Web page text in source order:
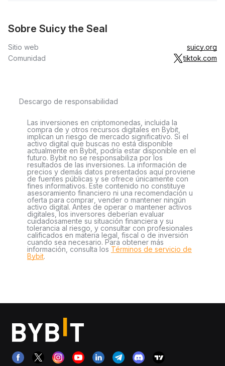
Sobre Suicy the Seal
Sitio web
suicy.org
Comunidad
tiktok.com
Descargo de responsabilidad
Las inversiones en criptomonedas, incluida la
compra de y otros recursos digitales en Bybit,
implican un riesgo de mercado significativo. Si el
activo digital que buscas no está disponible
actualmente en Bybit, podría estar disponible en el
futuro. Bybit no se responsabiliza por los
resultados de las inversiones. La información de
precios y demás datos presentados aquí proviene
de fuentes públicas y se ofrece únicamente con
fines informativos. Este contenido no constituye
asesoramiento financiero ni una recomendación u
oferta para comprar, vender o mantener ningún
activo digital. Antes de operar o mantener activos
digitales, los inversores deberían evaluar
cuidadosamente su situación financiera y su
tolerancia al riesgo, y consultar con profesionales
calificados en materia legal, fiscal o de inversión
cuando sea necesario. Para obtener más
información, consulta los Términos de servicio de
Bybit.